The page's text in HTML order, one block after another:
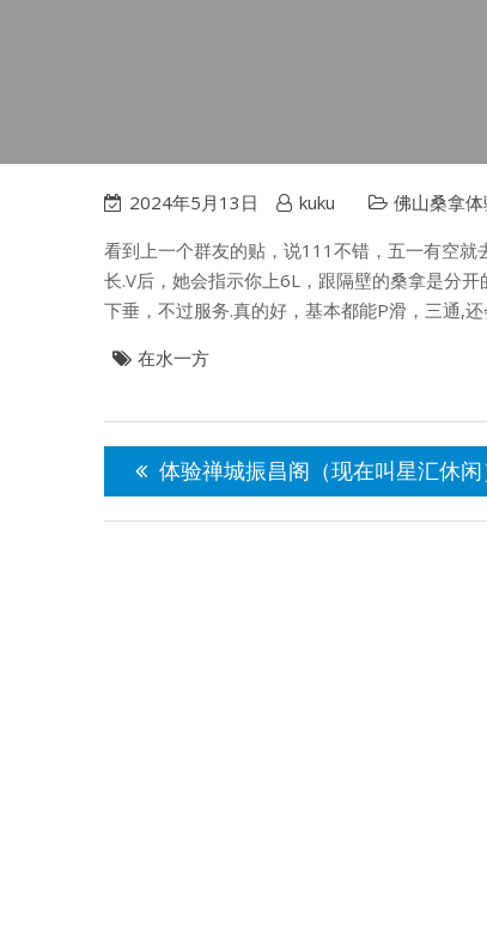
2024年5月13日 kuku 佛山桑拿
看到上一个群友的贴，说111不错，五一有空
长.V后，她会指示你上6L，跟隔壁的桑拿是分
下垂，不过服务.真的好，基本都能P滑，三通,
在水一方
文
导
航
体验禅城振昌阁（现在叫星汇休闲